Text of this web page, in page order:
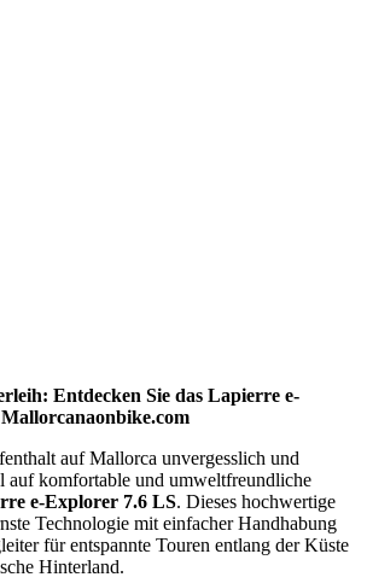
Entdecken Sie das Lapierre e-
auf Mallorca unvergesslich und
auf komfortable und umweltfreundliche
e-Explorer 7.6 LS. Dieses hochwertige
Technologie mit einfacher Handhabung
für entspannte Touren entlang der Küste
Hinterland.